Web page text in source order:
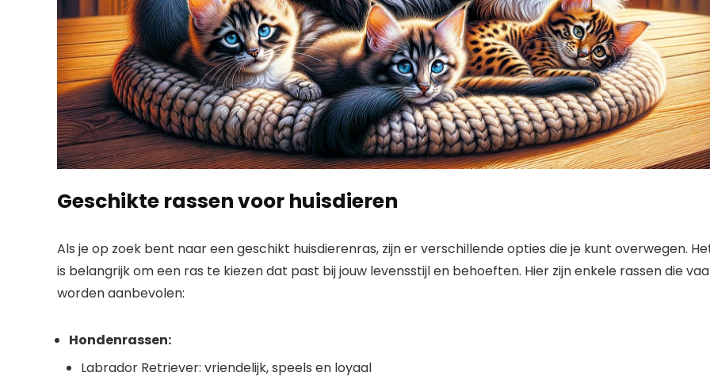
Geschikte rassen voor huisdieren
Als je op zoek bent naar een geschikt huisdierenras, zijn er verschillende opties die je kunt overwegen.
is belangrijk om een ras te kiezen dat past bij jouw levensstijl en behoeften. Hier zijn enkele rassen die
worden aanbevolen:
Hondenrassen:
Labrador Retriever: vriendelijk, speels en loyaal